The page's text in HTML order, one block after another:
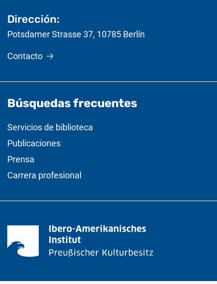
Dirección:
Potsdamer Strasse 37, 10785 Berlín
Contacto
Búsquedas frecuentes
Servicios de biblioteca
Publicaciones
Prensa
Carrera profesional